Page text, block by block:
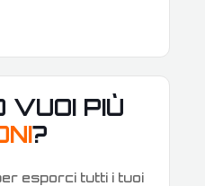
VUOI PIÙ
?
esporci tutti i tuoi